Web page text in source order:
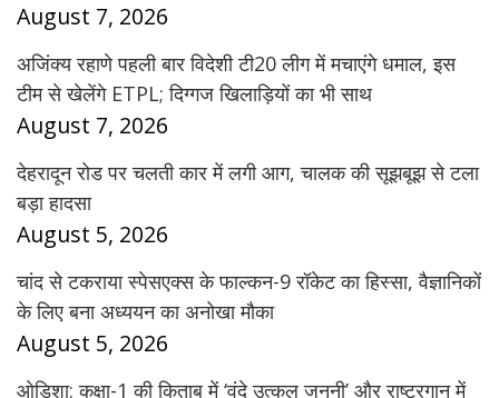
August 7, 2026
अजिंक्य रहाणे पहली बार विदेशी टी20 लीग में मचाएंगे धमाल, इस
टीम से खेलेंगे ETPL; दिग्गज खिलाड़ियों का भी साथ
August 7, 2026
देहरादून रोड पर चलती कार में लगी आग, चालक की सूझबूझ से टला
बड़ा हादसा
August 5, 2026
चांद से टकराया स्पेसएक्स के फाल्कन-9 रॉकेट का हिस्सा, वैज्ञानिकों
के लिए बना अध्ययन का अनोखा मौका
August 5, 2026
ओडिशा: कक्षा-1 की किताब में ‘वंदे उत्कल जननी’ और राष्ट्रगान में